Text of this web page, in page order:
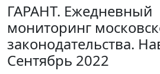
ГАРАНТ. Ежедневный
мониторинг
законодательства.
Сентябрь 2022